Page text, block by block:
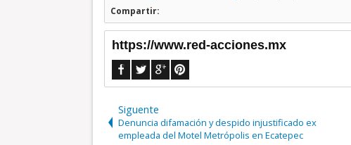
Compartir:
https://www.red-acciones.mx
Siguente
Denuncia difamación y despido injustificado ex
empleada del Motel Metrópolis en Ecatepec